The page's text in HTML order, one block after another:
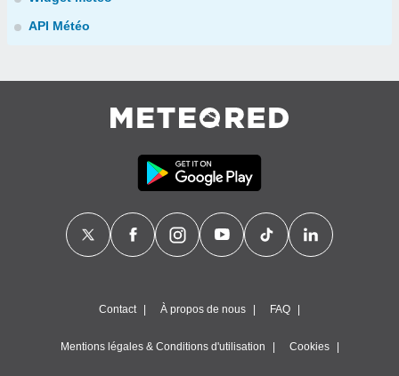
API Météo
Contact À propos de nous FAQ
Mentions légales & Conditions d'utilisation Cookies